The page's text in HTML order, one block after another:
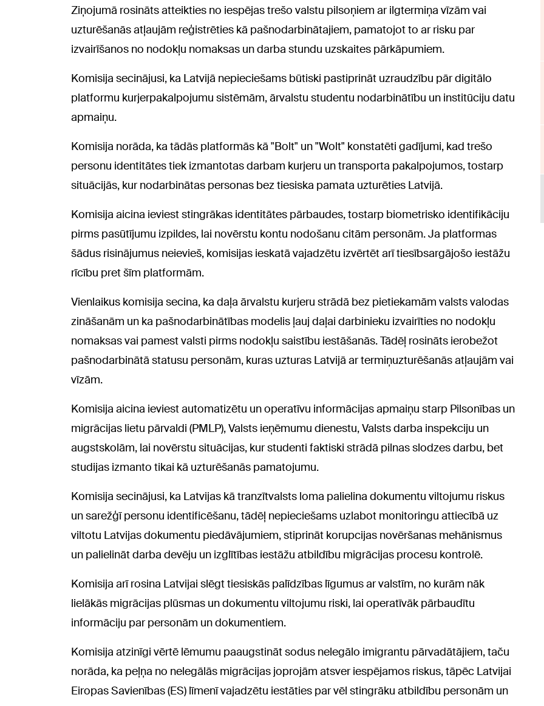
Ziņojumā rosināts atteikties no iespējas trešo valstu pilsoņiem ar ilgtermiņa vīzām vai
uzturēšanās atļaujām reģistrēties kā pašnodarbinātajiem, pamatojot to ar risku par
izvairīšanos no nodokļu nomaksas un darba stundu uzskaites pārkāpumiem.
Komisija secinājusi, ka Latvijā nepieciešams būtiski pastiprināt uzraudzību pār digitālo
platformu kurjerpakalpojumu sistēmām, ārvalstu studentu nodarbinātību un institūciju datu
apmaiņu.
Komisija norāda, ka tādās platformās kā "Bolt" un "Wolt" konstatēti gadījumi, kad trešo
personu identitātes tiek izmantotas darbam kurjeru un transporta pakalpojumos, tostarp
situācijās, kur nodarbinātas personas bez tiesiska pamata uzturēties Latvijā.
Komisija aicina ieviest stingrākas identitātes pārbaudes, tostarp biometrisko identifikāciju
pirms pasūtījumu izpildes, lai novērstu kontu nodošanu citām personām. Ja platformas
šādus risinājumus neievieš, komisijas ieskatā vajadzētu izvērtēt arī tiesībsargājošo iestāžu
rīcību pret šīm platformām.
Vienlaikus komisija secina, ka daļa ārvalstu kurjeru strādā bez pietiekamām valsts valodas
zināšanām un ka pašnodarbinātības modelis ļauj daļai darbinieku izvairīties no nodokļu
nomaksas vai pamest valsti pirms nodokļu saistību iestāšanās. Tādēļ rosināts ierobežot
pašnodarbinātā statusu personām, kuras uzturas Latvijā ar termiņuzturēšanās atļaujām vai
vīzām.
Komisija aicina ieviest automatizētu un operatīvu informācijas apmaiņu starp Pilsonības un
migrācijas lietu pārvaldi (PMLP), Valsts ieņēmumu dienestu, Valsts darba inspekciju un
augstskolām, lai novērstu situācijas, kur studenti faktiski strādā pilnas slodzes darbu, bet
studijas izmanto tikai kā uzturēšanās pamatojumu.
Komisija secinājusi, ka Latvijas kā tranzītvalsts loma palielina dokumentu viltojumu riskus
un sarežģī personu identificēšanu, tādēļ nepieciešams uzlabot monitoringu attiecībā uz
viltotu Latvijas dokumentu piedāvājumiem, stiprināt korupcijas novēršanas mehānismus
un palielināt darba devēju un izglītības iestāžu atbildību migrācijas procesu kontrolē.
Komisija arī rosina Latvijai slēgt tiesiskās palīdzības līgumus ar valstīm, no kurām nāk
lielākās migrācijas plūsmas un dokumentu viltojumu riski, lai operatīvāk pārbaudītu
informāciju par personām un dokumentiem.
Komisija atzinīgi vērtē lēmumu paaugstināt sodus nelegālo imigrantu pārvadātājiem, taču
norāda, ka peļņa no nelegālās migrācijas joprojām atsver iespējamos riskus, tāpēc Latvijai
Eiropas Savienības (ES) līmenī vajadzētu iestāties par vēl stingrāku atbildību personām un